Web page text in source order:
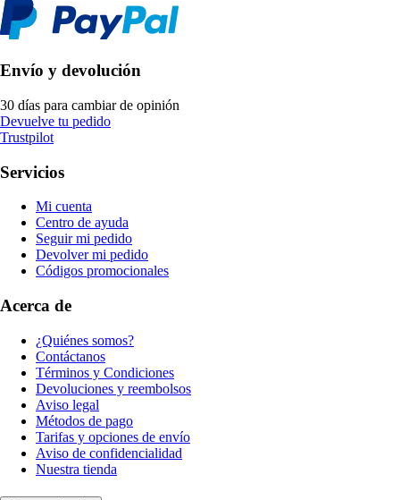
Envío y devolución
30 días para cambiar de opinión
Devuelve tu pedido
Trustpilot
Servicios
Mi cuenta
Centro de ayuda
Seguir mi pedido
Devolver mi pedido
Códigos promocionales
Acerca de
¿Quiénes somos?
Contáctanos
Términos y Condiciones
Devoluciones y reembolsos
Aviso legal
Métodos de pago
Tarifas y opciones de envío
Aviso de confidencialidad
Nuestra tienda